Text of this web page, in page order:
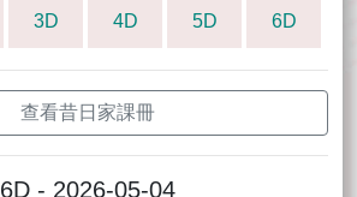
3D 4D 5D 6D
查看昔日家課冊
6D - 2026-05-04